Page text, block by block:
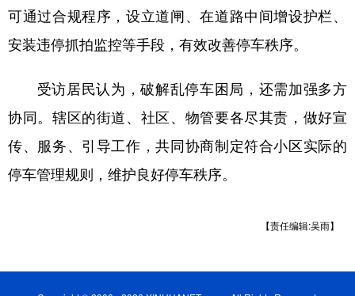
可通过合规程序，设立道闸、在道路中间增设护栏、
安装违停抓拍监控等手段，有效改善停车秩序。
受访居民认为，破解乱停车困局，还需加强多方
协同。辖区的街道、社区、物管要各尽其责，做好宣
传、服务、引导工作，共同协商制定符合小区实际的
停车管理规则，维护良好停车秩序。
【责任编辑:吴雨】